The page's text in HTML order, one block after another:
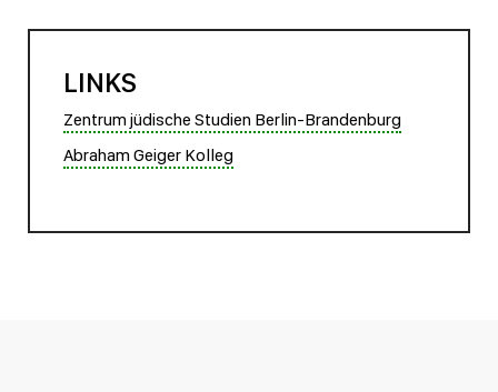
LINKS
Zentrum jüdische Studien Berlin-Brandenburg
Abraham Geiger Kolleg